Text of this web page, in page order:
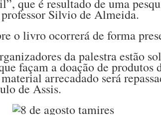
que é resultado de uma
Silvio de Almeida.
o livro ocorrerá de forma
da palestra estão
façam a doação de produtos
arrecadado será
de Assis.